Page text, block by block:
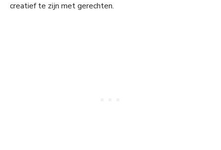
creatief te zijn met gerechten.